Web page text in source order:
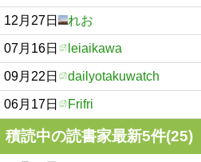
12月27日 れお
07月16日 leiaikawa
09月22日 dailyotakuwatch
06月17日 Frifri
積読中の読書家最新5件(25)